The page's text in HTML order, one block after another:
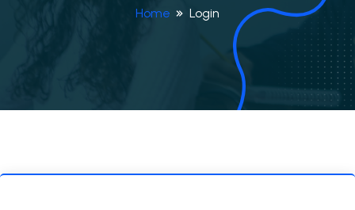
Home Login